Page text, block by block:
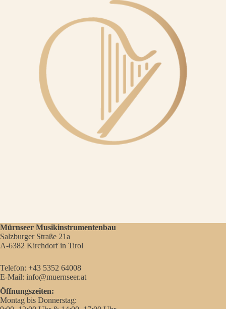
Mürnseer Musikinstrumentenbau
Salzburger Straße 21a
A-6382 Kirchdorf in Tirol
Telefon: +43 5352 64008
E-Mail: info@muernseer.at
Öffnungszeiten:
Montag bis Donnerstag: